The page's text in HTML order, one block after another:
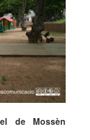
de Mossèn